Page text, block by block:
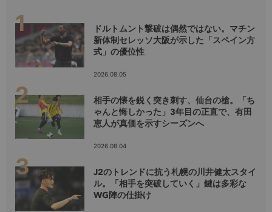
ドルトムント撃破は偶然ではない。マチン
新体制セレッソ大阪が示した「スペイン方
式」の優位性
2026.08.05
相手の懐を鋭く突き刺す、仙台の槍。「ち
ゃんと悔しかった」3年目の正直で、有田
恵人が真価を示すシーズンへ
2026.08.04
J2のトレンドに抗う札幌の川井健太スタイ
ル。「相手を突破していく」鍵は多彩な
WG陣の仕掛け